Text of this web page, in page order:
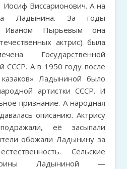
Виссарионович. А на
Ладынина. За годы
Иваном Пырьевым она
актрис) была
Государственной
СССР. А в 1950 году после
Ладыниной было
артистки СССР. И
признание. А народная
описанию. Актрису
её засыпали
обожали Ладынину за
Сельские
Ладыниной —